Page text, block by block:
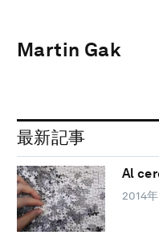
Martin Gak
最新記事
Al
2014